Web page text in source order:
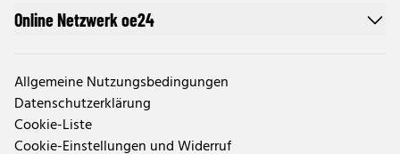
Online Netzwerk oe24
Allgemeine Nutzungsbedingungen
Datenschutzerklärung
Cookie-Liste
Cookie-Einstellungen und Widerruf